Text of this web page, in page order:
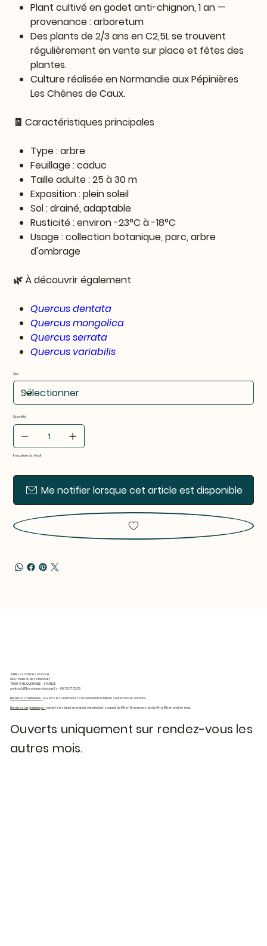
Plant cultivé en godet anti-chignon, 1 an —
provenance : arboretum
Des plants de 2/3 ans en C2,5L se trouvent
régulièrement en vente sur place et fêtes des
plantes.
Culture réalisée en Normandie aux Pépinières
Les Chênes de Caux.
🧾 Caractéristiques principales
Type : arbre
Feuillage : caduc
Taille adulte : 25 à 30 m
Exposition : plein soleil
Sol : drainé, adaptable
Rusticité : environ -23°C à -18°C
Usage : collection botanique, parc, arbre
d'ombrage
🌿 À découvrir également
Quercus dentata
Quercus mongolica
Quercus serrata
Quercus variabilis
Âge
Quantité
En rupture de stock
Me notifier lorsque cet article est disponible
SARL Les Chênes de Caux
899, route du Bosc Renault
76190 VALLIQUERVILLE - FRANCE
contact@leschenesdecaux.fr- 06.73.07.72.26
Horaires d'automne :ouverts les vendredi et samedi de 14h à 18h en septembre et octobre.
Horaires de printemps :ouverts les lundi, mercredi, vendredi et samedi de 14h à 18h en mars et de 14h à 19h en avril et mai.
Ouverts uniquement sur rendez-vous les
autres mois.